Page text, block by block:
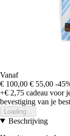
Vanaf
€ 100,00 € 55,00 -
+€ 2,75 cadeau voor
bevestiging van je
Loading...
Beschrijving